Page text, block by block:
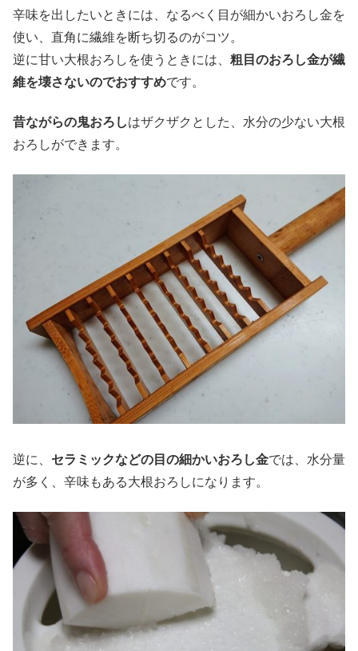
辛味を出したいときには、なるべく目が細かいおろし金を
使い、直角に繊維を断ち切るのがコツ。
逆に甘い大根おろしを使うときには、 粗目のおろし金が繊
維を壊さないのでおすすめです。
昔ながらの鬼おろしはザクザクとした、水分の少ない大根
おろしができます。
逆に、 セラミックなどの目の細かいおろし金では、水分量
が多く、辛味もある大根おろしになります。